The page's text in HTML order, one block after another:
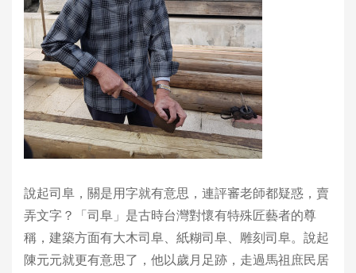
說起司阜，關是用字就有意思，連評審老師都疑惑，賣
弄文字？「司阜」是古時台灣對懷有特殊匠藝者的尊
稱，建築方面有大木司阜、紙糊司阜、雕刻司阜。說起
陳元元就更有意思了，他以歲月足跡，走過馬祖庶民居